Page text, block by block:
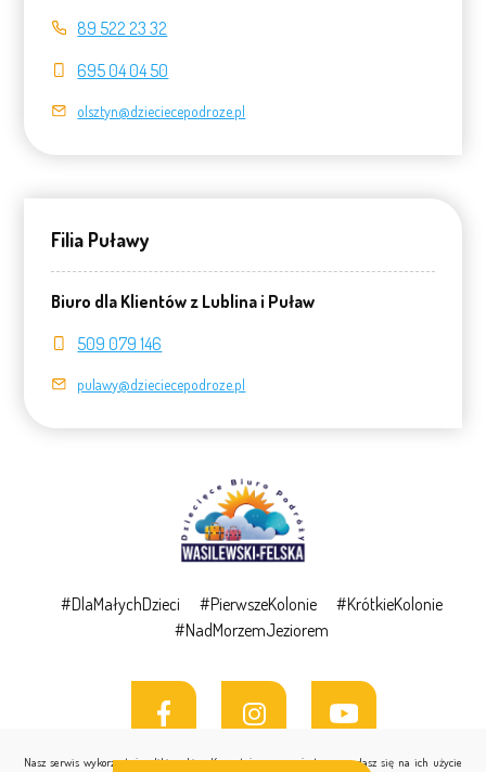
89 522 23 32
695 04 04 50
olsztyn@dzieciecepodroze.pl
Filia Puławy
Biuro dla Klientów z Lublina i Puław
509 079 146
pulawy@dzieciecepodroze.pl
#DlaMałychDzieci #PierwszeKolonie
#KrótkieKolonie
#NadMorzemJeziorem
Nasz serwis wykorzystuje pliki cookies. Korzystając z naszej strony zgadasz się na ich użycie